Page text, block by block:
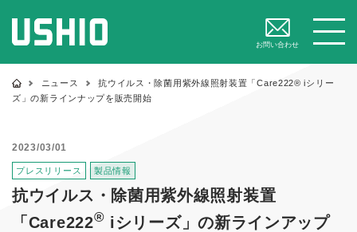
お問い合わせ
ニュース
抗ウイルス・除菌用紫外線照射装置「Care222® iシリー
ズ」の新ラインナップを販売開始
2023/03/01
プレスリリース 製品情報
抗ウイルス・除菌用紫外線照射装置
「Care222® iシリーズ」の新ラインアップ